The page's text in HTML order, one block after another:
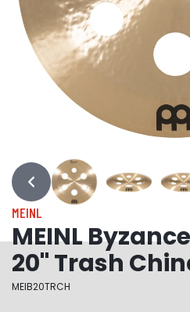
…
MEINL
MEINL
20" Trash
MEIB20TRCH